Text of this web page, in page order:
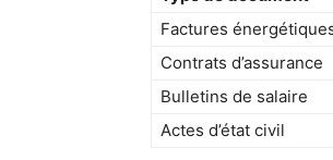
Factures
Contrats d’assurance
Bulletins de salaire
Actes d’état civil